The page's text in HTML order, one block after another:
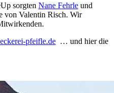
sorgten Nane Fehrle und
von Valentin Risch. Wir
pfeifle.de … und hier die